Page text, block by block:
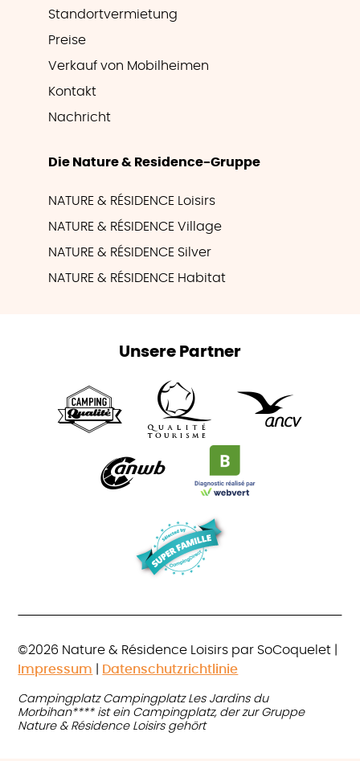
Standortvermietung
Preise
Verkauf von Mobilheimen
Kontakt
Nachricht
Die Nature & Residence-Gruppe
NATURE & RÉSIDENCE Loisirs
NATURE & RÉSIDENCE Village
NATURE & RÉSIDENCE Silver
NATURE & RÉSIDENCE Habitat
Unsere Partner
©2026 Nature & Résidence Loisirs par SoCoquelet |
Impressum
Datenschutzrichtlinie
Campingplatz Campingplatz Les Jardins du
Morbihan**** ist ein Campingplatz, der zur Gruppe
Nature & Résidence Loisirs gehört